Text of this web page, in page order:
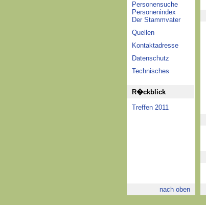
Personensuche
Personenindex
Der Stammvater
Quellen
Kontaktadresse
Datenschutz
Technisches
R�ckblick
Treffen 2011
nach oben